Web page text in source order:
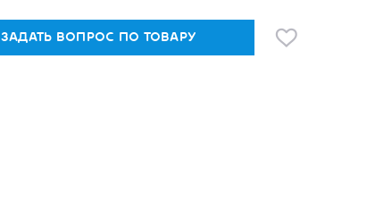
ЗАДАТЬ ВОПРОС ПО ТОВАРУ